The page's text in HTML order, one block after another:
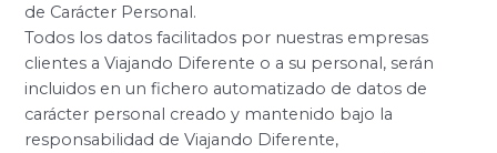
de Carácter Personal.
Todos los datos facilitados por nuestras empresas
clientes a Viajando Diferente o a su personal, serán
incluidos en un fichero automatizado de datos de
carácter personal creado y mantenido bajo la
responsabilidad de Viajando Diferente,